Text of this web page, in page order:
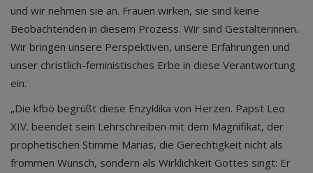
und wir nehmen sie an. Frauen wirken, sie sind keine
Beobachtenden in diesem Prozess. Wir sind Gestalterinnen.
Wir bringen unsere Perspektiven, unsere Erfahrungen und
unser christlich-feministisches Erbe in diese Verantwortung
ein.
„Die kfbö begrüßt diese Enzyklika von Herzen. Papst Leo
XIV. beendet sein Lehrschreiben mit dem Magnifikat, der
prophetischen Stimme Marias, die Gerechtigkeit nicht als
frommen Wunsch, sondern als Wirklichkeit Gottes singt: Er